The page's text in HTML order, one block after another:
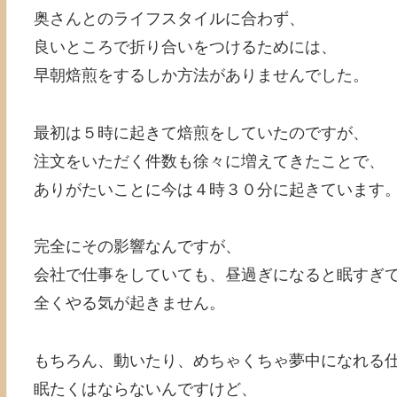
奥さんとのライフスタイルに合わず、
良いところで折り合いをつけるためには、
早朝焙煎をするしか方法がありませんでした。
最初は５時に起きて焙煎をしていたのですが、
注文をいただく件数も徐々に増えてきたことで、
ありがたいことに今は４時３０分に起きています。
完全にその影響なんですが、
会社で仕事をしていても、昼過ぎになると眠すぎて
全くやる気が起きません。
もちろん、動いたり、めちゃくちゃ夢中になれる
眠たくはならないんですけど、